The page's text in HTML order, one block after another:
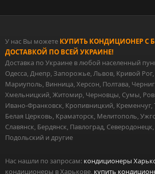
У нас Вы можете КУПИТЬ КОНДИЦИОНЕР С
ДОСТАВКОЙ ПО ВСЕЙ УКРАИНЕ!
Доставка по Украине в любой населенный
Одесса, Днепр, Запорожье, Львов, Кривой
Мариуполь, Винница, Херсон, Полтава,
Хмельницкий, Житомир, Черновцы, Сумы,
Ивано-Франковск, Кропивницкий, Кременчуг,
Белая Церковь, Краматорск, Мелитополь,
Славянск, Бердянск, Павлоград,
Подольский и другие
Нас нашли по запросам: кондиционеры
кондиционеры в Харькове, купить